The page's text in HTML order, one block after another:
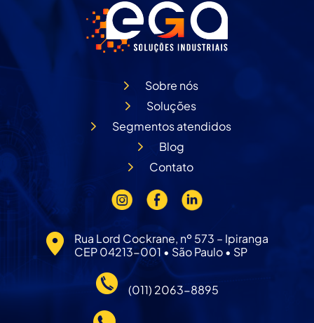
Sobre nós
Soluções
Segmentos atendidos
Blog
Contato
Rua Lord Cockrane, nº 573 – Ipiranga
CEP 04213-001 • São Paulo • SP
(011) 2063-8895